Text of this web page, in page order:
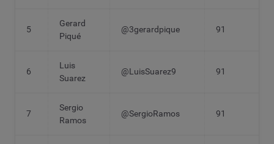
5
Gerard
Piqué
@3gerardpique 91
6
Luis
Suarez
@LuisSuarez9 91
7
Sergio
Ramos
@SergioRamos 91